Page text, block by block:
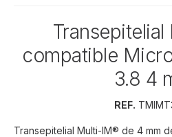
compatible
3.8 4
REF.
Transepitelial Multi-IM® de 4 mm